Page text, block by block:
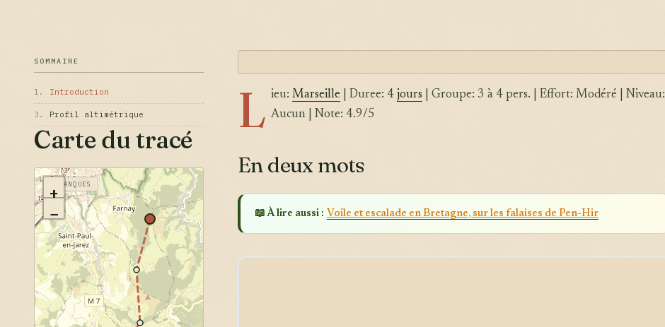
SOMMAIRE
1. Introduction
3. Profil altimétrique
Carte du tracé
+
−
CALANQUES
L ieu: Marseille | Duree: 4 jours | Groupe: 3 à 4 pers. | Effort: Modéré | Niveau:
Aucun | Note: 4.9/5
En deux mots
📖 À lire aussi : Voile et escalade en Bretagne, sur les falaises de Pen-Hir